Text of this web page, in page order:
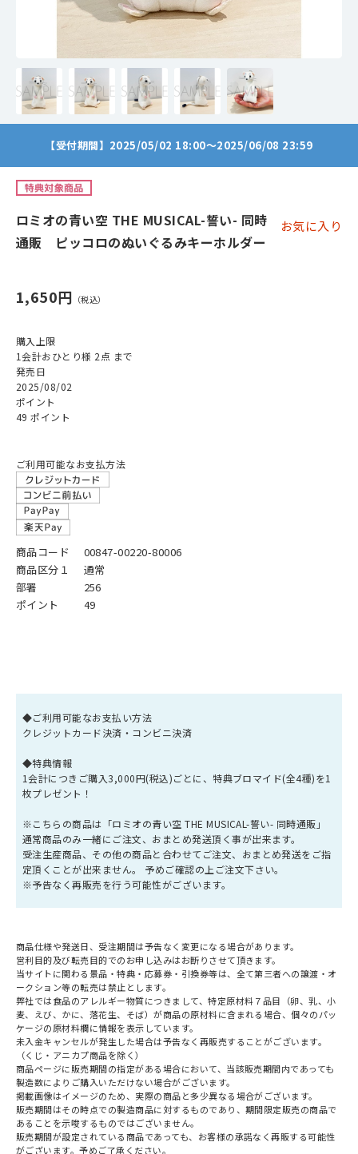
【受付期間】2025/05/02 18:00～2025/06/08 23:59
ロミオの青い空 THE MUSICAL-誓い- 同時
通販 ピッコロのぬいぐるみキーホルダー
お気に入り
1,650円
購入上限
1会計おひとり様 2点 まで
発売日
2025/08/02
ポイント
49 ポイント
ご利用可能なお支払方法
商品コード
00847-00220-80006
商品区分１
通常
部署
256
ポイント
49
◆ご利用可能なお支払い方法
クレジットカード決済・コンビニ決済
◆特典情報
1会計につきご購入3,000円(税込)ごとに、特典ブロマイド(全4種)を1
枚プレゼント！
※こちらの商品は「ロミオの青い空 THE MUSICAL-誓い- 同時通販」
通常商品のみ一緒にご注文、おまとめ発送頂く事が出来ます。
受注生産商品、その他の商品と合わせてご注文、おまとめ発送をご指
定頂くことが出来ません。 予めご確認の上ご注文下さい。
※予告なく再販売を行う可能性がございます。
商品仕様や発送日、受注期間は予告なく変更になる場合があります。
営利目的及び転売目的でのお申し込みはお断りさせて頂きます。
当サイトに関わる景品・特典・応募券・引換券等は、全て第三者への譲渡・オ
ークション等の転売は禁止とします。
弊社では食品のアレルギー物質につきまして、特定原材料７品目（卵、乳、小
麦、えび、かに、落花生、そば）が商品の原材料に含まれる場合、個々のパッ
ケージの原材料欄に情報を表示しています。
未入金キャンセルが発生した場合は予告なく再販売することがございます。
（くじ・アニカプ商品を除く）
商品ページに販売期間の指定がある場合において、当該販売期間内であっても
製造数によりご購入いただけない場合がございます。
掲載画像はイメージのため、実際の商品と多少異なる場合がございます。
販売期間はその時点での製造商品に対するものであり、期間限定販売の商品で
あることを示唆するものではございません。
販売期間が設定されている商品であっても、お客様の承諾なく再販する可能性
がございます。予めご了承ください。